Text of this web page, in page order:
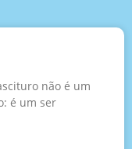
não é um
é um ser